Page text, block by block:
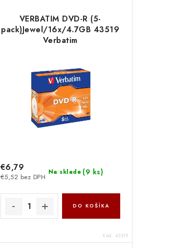
VERBATIM DVD-R (5-
pack)Jewel/16x/4.7GB 43519
Verbatim
Na sklade (9 ks)
€5,52 bez DPH
€6,79
DO KOŠÍKA
Kód: 43519